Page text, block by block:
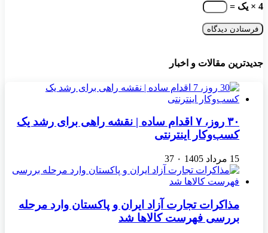
4 × یک =
جدیدترین مقالات و اخبار
۳۰ روز، ۷ اقدام ساده | نقشه راهی برای رشد یک
کسب‌وکار اینترنتی
15 مرداد 1405 ۰ 37
مذاکرات تجارت آزاد ایران و پاکستان وارد مرحله
بررسی فهرست کالاها شد